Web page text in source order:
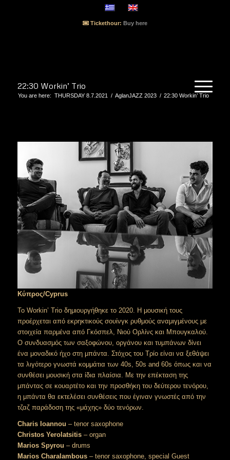
Tickethour: Buy here
22:30 Workin’ Trio
You are here: THURSDAY 8.7.2021 / AglanJAZZ 2023 / 22:30 Workin’ Trio
Κύπρος/Cyprus
Το Workin’ Trio δημιουργήθηκε το 2020. Η μουσική τους
προέρχεται από εκρηκτικούς σουίνγκ ρυθμούς αναμιγμένους με
στοιχεία παρμένα από Γκόσπελ, Νιού Ορλίνς και Μπουγκαλού.
Ο συνδυασμός των σαξοφώνου, οργάνου και τυμπάνων δίνει
ένα μοναδικό ήχο στη μπάντα. Στόχος του Τρίο είναι να ξεθάψει
τα λιγότερο γνωστά κομμάτια των 40s, 50s and 60s όπως και να
συνθέσει μουσική στα ίδια πλαίσια. Με την επέκταση της
μπάντας σε κουαρτέτο και την προσθήκη του δεύτερου τενόρου,
η μπάντα θα εκτελέσει συνθέσεις που έγιναν γνωστές από την
τζαζ παράδοση της «μάχης» δύο τενόρων.
Charis Ioannou – tenor saxophone
Christos Yerolatsitis– organ
Marios Spyrou – drums
Marios Charalambous– tenor saxophone, special Guest